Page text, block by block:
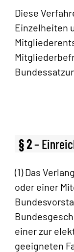
Diese
Einzelheiten
§ 2–
(1) Das
oder einer
einer zur
geeigneten